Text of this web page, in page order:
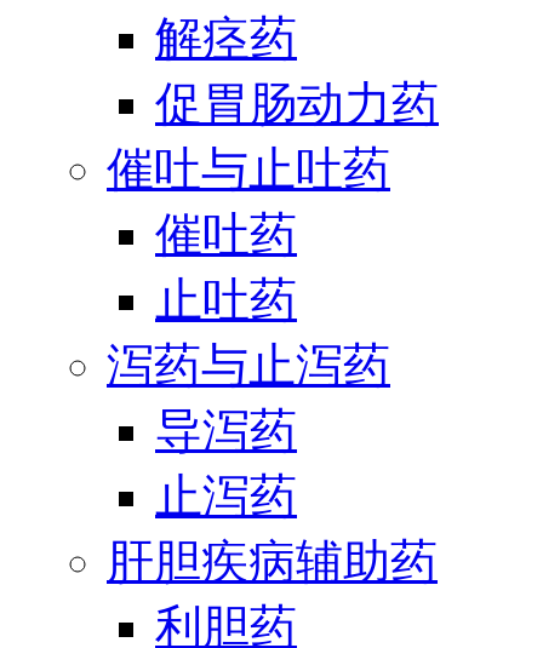
解痉药
促胃肠动力药
催吐与止吐药
催吐药
止吐药
泻药与止泻药
导泻药
止泻药
肝胆疾病辅助药
利胆药